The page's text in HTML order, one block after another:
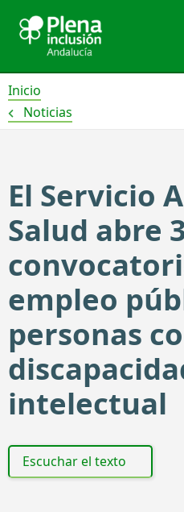
contenido
Inicio
Noticias
El Servicio
Salud abre
empleo
personas
intelectual
Escuchar el texto